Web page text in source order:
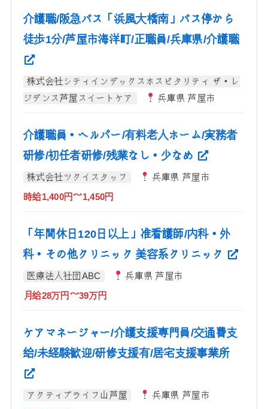
介護職/阪急バス「浜風大橋南」バス停から
徒歩1分/芦屋市海洋町/正職員/兵庫県/介護職
株式会社シティインデックスホスピタリティ ザ・レ
ジデンス芦屋スイートケア
兵庫県 芦屋市
介護職員・ヘルパー/有料老人ホーム/実務者
研修/初任者研修/残業なし・少なめ
株式会社ツクイスタッフ 兵庫県 芦屋市
時給1,400円～1,450円
「年間休日120日以上」准看護師/内科・外
科・その他クリニック 美容系クリニック
医療法人社団ABC 兵庫県 芦屋市
月給28万円～39万円
ケアマネージャー/介護支援専門員/交通費支
給/未経験歓迎/研修支援有/居宅支援事業所
アクティブライフ山芦屋 兵庫県 芦屋市